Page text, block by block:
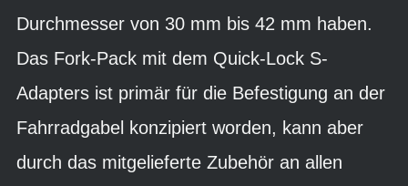
Durchmesser von 30 mm bis 42 mm haben.
Das Fork-Pack mit dem Quick-Lock S-
Adapters ist primär für die Befestigung an der
Fahrradgabel konzipiert worden, kann aber
durch das mitgelieferte Zubehör an allen